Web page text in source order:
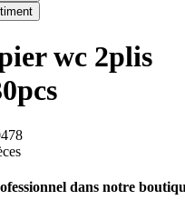
wc 2plis
dans notre